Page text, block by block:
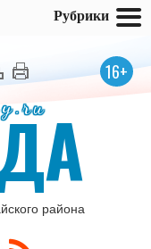
16+
района
Рубрики